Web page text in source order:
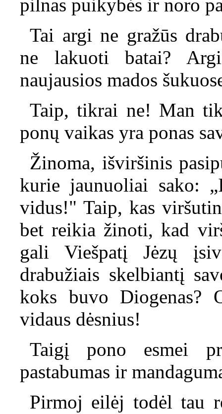
pilnas puikybės ir noro
Tai argi ne gražūs
ne lakuoti batai?
naujausios mados
Taip, tikrai ne! Man
ponų vaikas yra ponas
Žinoma, išviršinis
kurie jaunuoliai sako:
vidus!" Taip, kas
bet reikia žinoti, kad
gali Viešpatį Jėzų
drabužiais skelbiantį
koks buvo
vidaus dėsnius!
Taigį pono esmei
pastabumas ir
Pirmoj eilėj todėl tau